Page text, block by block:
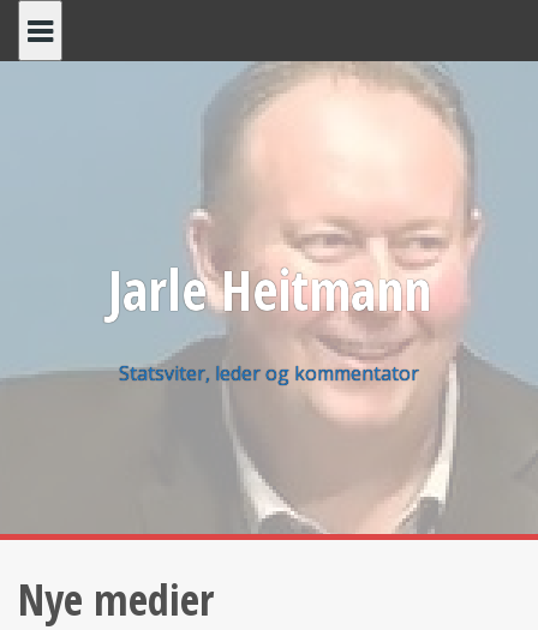
Jarle Heitmann
Statsviter, leder og kommentator
Nye medier